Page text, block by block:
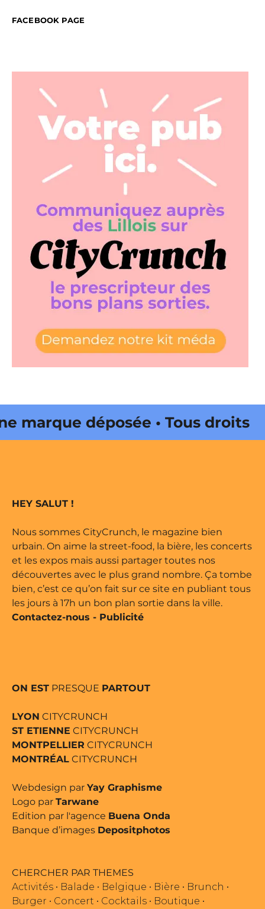
FACEBOOK PAGE
déposée • Tous droits
édité par Buena Onda Web •
HEY SALUT !
Nous sommes CityCrunch, le magazine bien
urbain. On aime la street-food, la bière, les concerts
et les expos mais aussi partager toutes nos
découvertes avec le plus grand nombre. Ça tombe
bien, c’est ce qu’on fait sur ce site en publiant tous
les jours à 17h un bon plan sortie dans la ville.
Contactez-nous - Publicité
ON EST PRESQUE PARTOUT
LYON CITYCRUNCH
ST ETIENNE CITYCRUNCH
MONTPELLIER CITYCRUNCH
MONTRÉAL CITYCRUNCH
Webdesign par Yay Graphisme
Logo par Tarwane
Edition par l'agence Buena Onda
Banque d’images Depositphotos
CHERCHER PAR THEMES
Activités • Balade • Belgique • Bière • Brunch •
Burger • Concert • Cocktails • Boutique •